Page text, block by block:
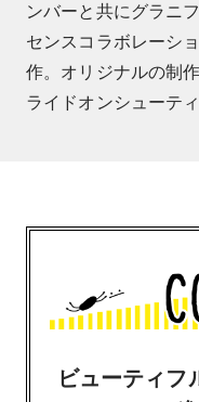
ンバーと共にグラニ
センスコラボレーシ
作。オリジナルの制
ライドオンシューテ
ビューティフ